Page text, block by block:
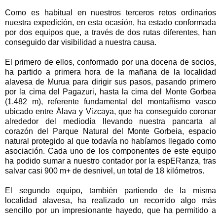
Como es habitual en nuestros terceros retos ordinarios
nuestra expedición, en esta ocasión, ha estado conformada
por dos equipos que, a través de dos rutas diferentes, han
conseguido dar visibilidad a nuestra causa.
El primero de ellos, conformado por una docena de socios,
ha partido a primera hora de la mañana de la localidad
alavesa de Murua para dirigir sus pasos, pasando primero
por la cima del Pagazuri, hasta la cima del Monte Gorbea
(1.482 m), referente fundamental del montañismo vasco
ubicado entre Álava y Vizcaya, que ha conseguido coronar
alrededor del mediodía llevando nuestra pancarta al
corazón del Parque Natural del Monte Gorbeia, espacio
natural protegido al que todavía no habíamos llegado como
asociación. Cada uno de los componentes de este equipo
ha podido sumar a nuestro contador por la espERanza, tras
salvar casi 900 m+ de desnivel, un total de 18 kilómetros.
El segundo equipo, también partiendo de la misma
localidad alavesa, ha realizado un recorrido algo más
sencillo por un impresionante hayedo, que ha permitido a